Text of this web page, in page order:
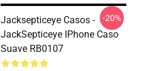
Jacksepticeye Casos -
JackSepticeye IPhone Caso
Suave RB0107
-20%